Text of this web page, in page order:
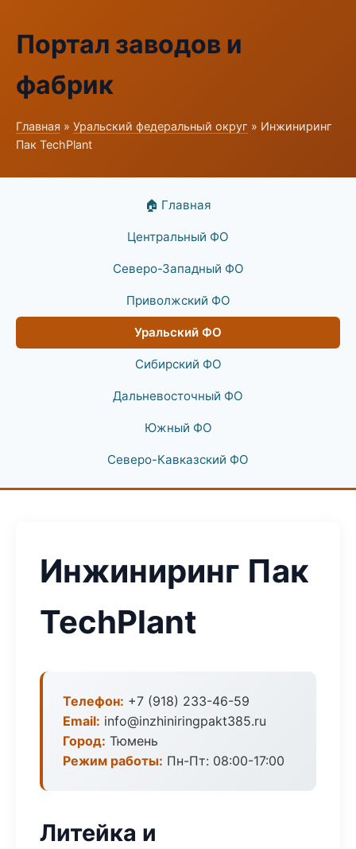
Портал заводов и
фабрик
Главная » Уральский федеральный округ » Инжиниринг
Пак TechPlant
🏠 Главная
Центральный ФО
Северо-Западный ФО
Приволжский ФО
Уральский ФО
Сибирский ФО
Дальневосточный ФО
Южный ФО
Северо-Кавказский ФО
Инжиниринг Пак
TechPlant
Телефон: +7 (918) 233-46-59
Email: info@inzhiniringpakt385.ru
Город: Тюмень
Режим работы: Пн-Пт: 08:00-17:00
Литейка и